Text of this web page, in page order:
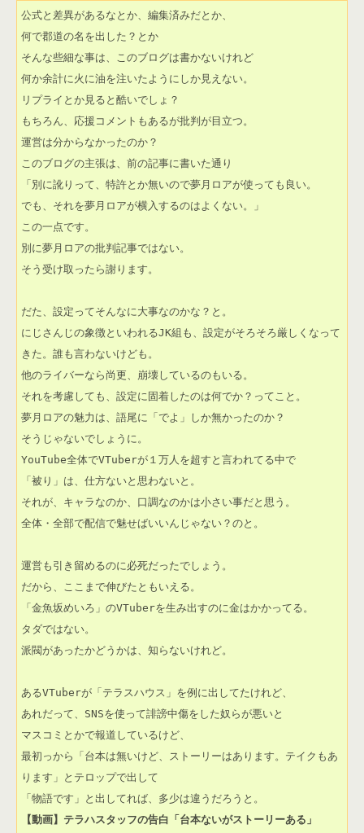
公式と差異があるなとか、編集済みだとか、
何で郡道の名を出した？とか
そんな些細な事は、このブログは書かないけれど
何か余計に火に油を注いたようにしか見えない。
リプライとか見ると酷いでしょ？
もちろん、応援コメントもあるが批判が目立つ。
運営は分からなかったのか？
このブログの主張は、前の記事に書いた通り
「別に訛りって、特許とか無いので夢月ロアが使っても良い。
でも、それを夢月ロアが横入するのはよくない。」
この一点です。
別に夢月ロアの批判記事ではない。
そう受け取ったら謝ります。
だた、設定ってそんなに大事なのかな？と。
にじさんじの象徴といわれるJK組も、設定がそろそろ厳しくなって
きた。誰も言わないけども。
他のライバーなら尚更、崩壊しているのもいる。
それを考慮しても、設定に固着したのは何でか？ってこと。
夢月ロアの魅力は、語尾に「でよ」しか無かったのか？
そうじゃないでしょうに。
YouTube全体でVTuberが１万人を超すと言われてる中で
「被り」は、仕方ないと思わないと。
それが、キャラなのか、口調なのかは小さい事だと思う。
全体・全部で配信で魅せばいいんじゃない？のと。
運営も引き留めるのに必死だったでしょう。
だから、ここまで伸びたともいえる。
「金魚坂めいろ」のVTuberを生み出すのに金はかかってる。
タダではない。
派閥があったかどうかは、知らないけれど。
あるVTuberが「テラスハウス」を例に出してたけれど、
あれだって、SNSを使って誹謗中傷をした奴らが悪いと
マスコミとかで報道しているけど、
最初っから「台本は無いけど、ストーリーはあります。テイクもあ
ります」とテロップで出して
【動画】テラハスタッフの告白「台本ないがストーリーある」